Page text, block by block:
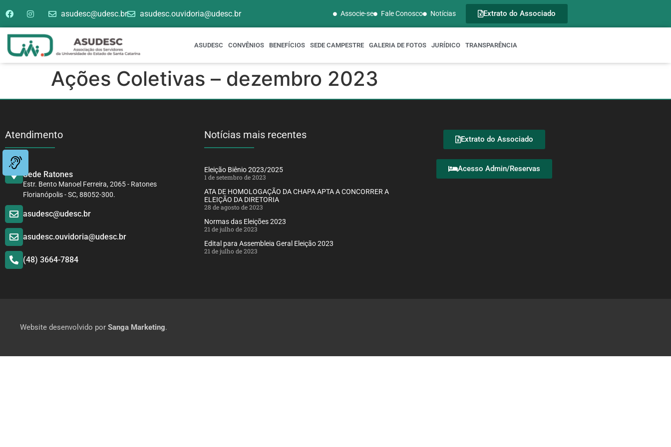
asudesc@udesc.br asudesc.ouvidoria@udesc.br Associe-se Fale Conosco Notícias Extrato do Associado
ASUDESC CONVÊNIOS BENEFÍCIOS SEDE CAMPESTRE GALERIA DE FOTOS JURÍDICO TRANSPARÊNCIA
Ações Coletivas – dezembro 2023
Atendimento
Sede Ratones
Estr. Bento Manoel Ferreira, 2065 - Ratones
Florianópolis - SC, 88052-300.
asudesc@udesc.br
asudesc.ouvidoria@udesc.br
(48) 3664-7884
Notícias mais recentes
Eleição Biênio 2023/2025
1 de setembro de 2023
ATA DE HOMOLOGAÇÃO DA CHAPA APTA A CONCORRER A
ELEIÇÃO DA DIRETORIA
28 de agosto de 2023
Normas das Eleições 2023
21 de julho de 2023
Edital para Assembleia Geral Eleição 2023
21 de julho de 2023
Extrato do Associado
Acesso Admin/Reservas
Website desenvolvido por Sanga Marketing.